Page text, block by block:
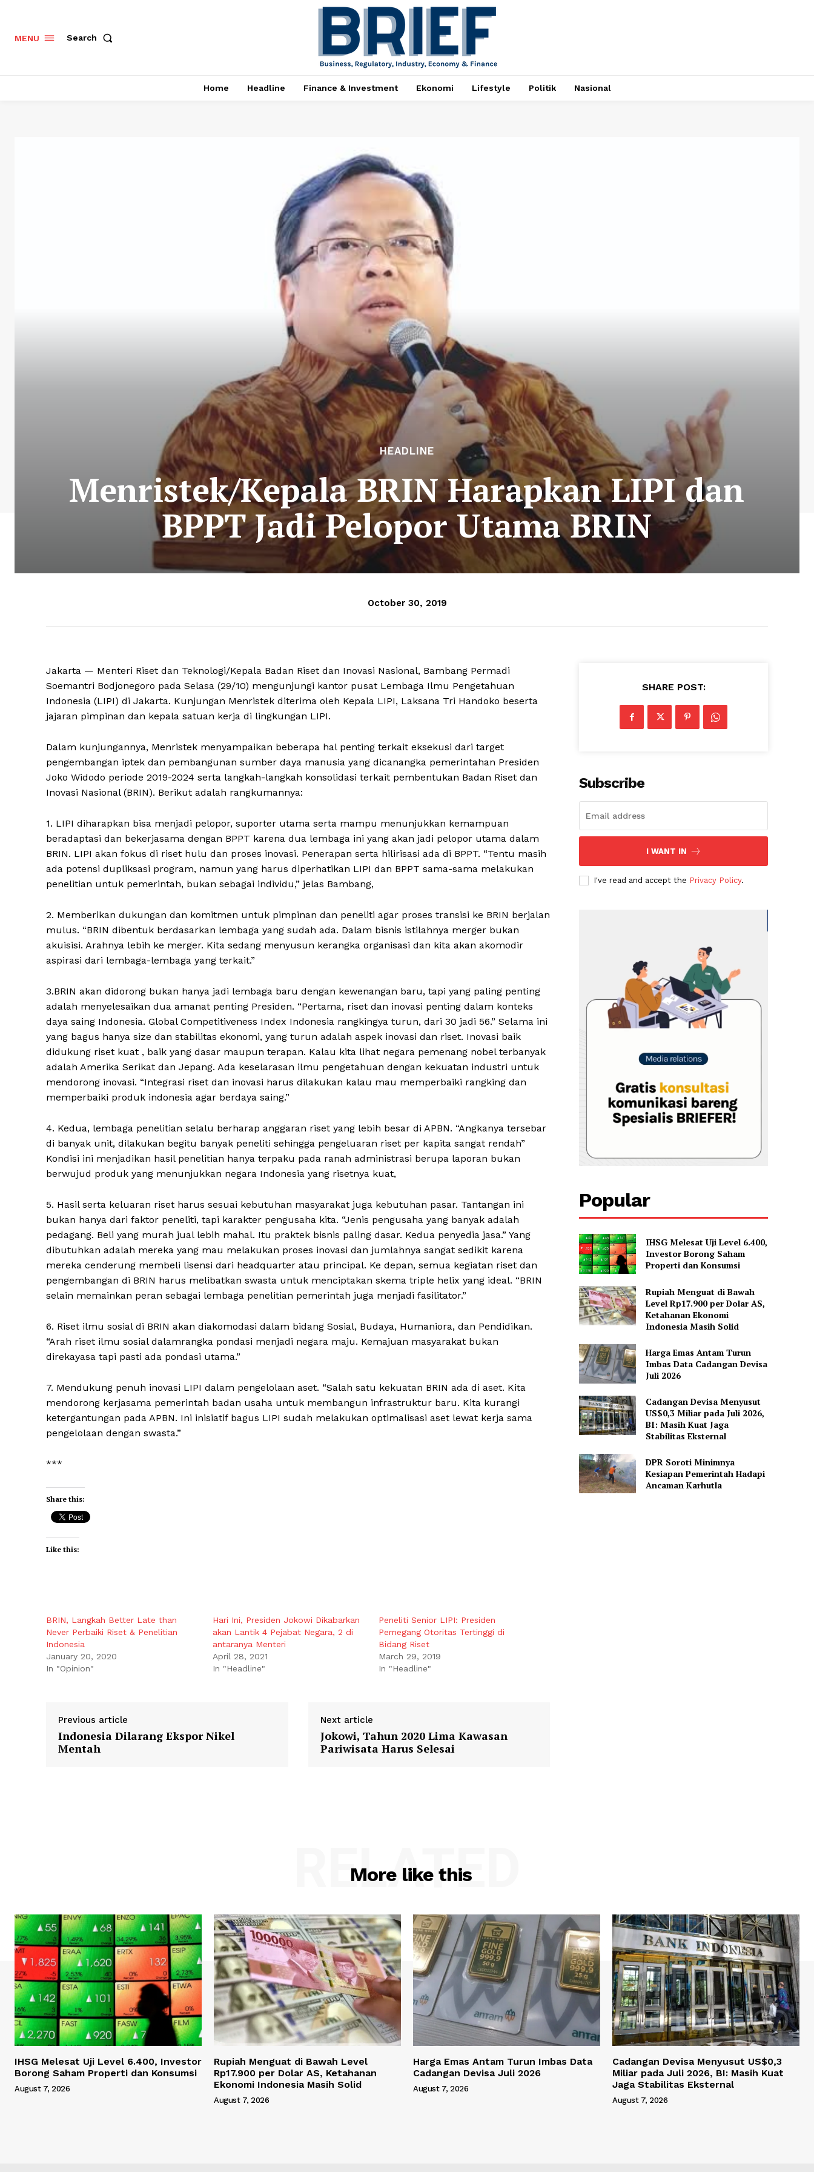
MENU Search
Home Headline Finance & Investment Ekonomi Lifestyle Politik Nasional
HEADLINE
Menristek/Kepala BRIN Harapkan LIPI dan
BPPT Jadi Pelopor Utama BRIN
October 30, 2019
Jakarta — Menteri Riset dan Teknologi/Kepala Badan Riset dan Inovasi Nasional, Bambang Permadi
Soemantri Bodjonegoro pada Selasa (29/10) mengunjungi kantor pusat Lembaga Ilmu Pengetahuan
Indonesia (LIPI) di Jakarta. Kunjungan Menristek diterima oleh Kepala LIPI, Laksana Tri Handoko beserta
jajaran pimpinan dan kepala satuan kerja di lingkungan LIPI.
Dalam kunjungannya, Menristek menyampaikan beberapa hal penting terkait eksekusi dari target
pengembangan iptek dan pembangunan sumber daya manusia yang dicanangka pemerintahan Presiden
Joko Widodo periode 2019-2024 serta langkah-langkah konsolidasi terkait pembentukan Badan Riset dan
Inovasi Nasional (BRIN). Berikut adalah rangkumannya:
1. LIPI diharapkan bisa menjadi pelopor, suporter utama serta mampu menunjukkan kemampuan
beradaptasi dan bekerjasama dengan BPPT karena dua lembaga ini yang akan jadi pelopor utama dalam
BRIN. LIPI akan fokus di riset hulu dan proses inovasi. Penerapan serta hilirisasi ada di BPPT. “Tentu masih
ada potensi dupliksasi program, namun yang harus diperhatikan LIPI dan BPPT sama-sama melakukan
penelitian untuk pemerintah, bukan sebagai individu,” jelas Bambang,
2. Memberikan dukungan dan komitmen untuk pimpinan dan peneliti agar proses transisi ke BRIN berjalan
mulus. “BRIN dibentuk berdasarkan lembaga yang sudah ada. Dalam bisnis istilahnya merger bukan
akuisisi. Arahnya lebih ke merger. Kita sedang menyusun kerangka organisasi dan kita akan akomodir
aspirasi dari lembaga-lembaga yang terkait.”
3.BRIN akan didorong bukan hanya jadi lembaga baru dengan kewenangan baru, tapi yang paling penting
adalah menyelesaikan dua amanat penting Presiden. “Pertama, riset dan inovasi penting dalam konteks
daya saing Indonesia. Global Competitiveness Index Indonesia rangkingya turun, dari 30 jadi 56.” Selama ini
yang bagus hanya size dan stabilitas ekonomi, yang turun adalah aspek inovasi dan riset. Inovasi baik
didukung riset kuat , baik yang dasar maupun terapan. Kalau kita lihat negara pemenang nobel terbanyak
adalah Amerika Serikat dan Jepang. Ada keselarasan ilmu pengetahuan dengan kekuatan industri untuk
mendorong inovasi. “Integrasi riset dan inovasi harus dilakukan kalau mau memperbaiki rangking dan
memperbaiki produk indonesia agar berdaya saing.”
4. Kedua, lembaga penelitian selalu berharap anggaran riset yang lebih besar di APBN. “Angkanya tersebar
di banyak unit, dilakukan begitu banyak peneliti sehingga pengeluaran riset per kapita sangat rendah”
Kondisi ini menjadikan hasil penelitian hanya terpaku pada ranah administrasi berupa laporan bukan
berwujud produk yang menunjukkan negara Indonesia yang risetnya kuat,
5. Hasil serta keluaran riset harus sesuai kebutuhan masyarakat juga kebutuhan pasar. Tantangan ini
bukan hanya dari faktor peneliti, tapi karakter pengusaha kita. “Jenis pengusaha yang banyak adalah
pedagang. Beli yang murah jual lebih mahal. Itu praktek bisnis paling dasar. Kedua penyedia jasa.” Yang
dibutuhkan adalah mereka yang mau melakukan proses inovasi dan jumlahnya sangat sedikit karena
mereka cenderung membeli lisensi dari headquarter atau principal. Ke depan, semua kegiatan riset dan
pengembangan di BRIN harus melibatkan swasta untuk menciptakan skema triple helix yang ideal. “BRIN
selain memainkan peran sebagai lembaga penelitian pemerintah juga menjadi fasilitator.”
6. Riset ilmu sosial di BRIN akan diakomodasi dalam bidang Sosial, Budaya, Humaniora, dan Pendidikan.
“Arah riset ilmu sosial dalamrangka pondasi menjadi negara maju. Kemajuan masyarakat bukan
direkayasa tapi pasti ada pondasi utama.”
7. Mendukung penuh inovasi LIPI dalam pengelolaan aset. “Salah satu kekuatan BRIN ada di aset. Kita
mendorong kerjasama pemerintah badan usaha untuk membangun infrastruktur baru. Kita kurangi
ketergantungan pada APBN. Ini inisiatif bagus LIPI sudah melakukan optimalisasi aset lewat kerja sama
pengelolaan dengan swasta.”
***
Share this:
Like this:
BRIN, Langkah Better Late than
Never Perbaiki Riset & Penelitian
Indonesia
January 20, 2020
In "Opinion"
Hari Ini, Presiden Jokowi Dikabarkan
akan Lantik 4 Pejabat Negara, 2 di
antaranya Menteri
April 28, 2021
In "Headline"
Peneliti Senior LIPI: Presiden
Pemegang Otoritas Tertinggi di
Bidang Riset
March 29, 2019
In "Headline"
Previous article
Indonesia Dilarang Ekspor Nikel
Mentah
Next article
Jokowi, Tahun 2020 Lima Kawasan
Pariwisata Harus Selesai
SHARE POST:
Subscribe
I WANT IN
I've read and accept the Privacy Policy.
Popular
IHSG Melesat Uji Level 6.400,
Investor Borong Saham
Properti dan Konsumsi
Rupiah Menguat di Bawah
Level Rp17.900 per Dolar AS,
Ketahanan Ekonomi
Indonesia Masih Solid
Harga Emas Antam Turun
Imbas Data Cadangan Devisa
Juli 2026
Cadangan Devisa Menyusut
US$0,3 Miliar pada Juli 2026,
BI: Masih Kuat Jaga
Stabilitas Eksternal
DPR Soroti Minimnya
Kesiapan Pemerintah Hadapi
Ancaman Karhutla
More like this
RELATED
IHSG Melesat Uji Level 6.400, Investor
Borong Saham Properti dan Konsumsi
August 7, 2026
Rupiah Menguat di Bawah Level
Rp17.900 per Dolar AS, Ketahanan
Ekonomi Indonesia Masih Solid
August 7, 2026
Harga Emas Antam Turun Imbas Data
Cadangan Devisa Juli 2026
August 7, 2026
Cadangan Devisa Menyusut US$0,3
Miliar pada Juli 2026, BI: Masih Kuat
Jaga Stabilitas Eksternal
August 7, 2026